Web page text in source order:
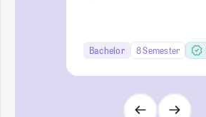
Bachelor 8 Semester